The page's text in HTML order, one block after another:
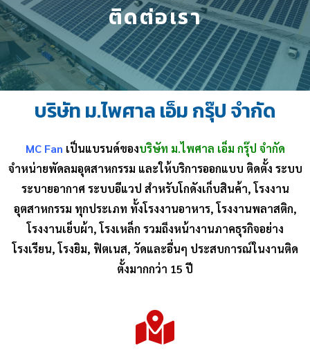
ติดต่อเรา
บริษัท ม.ไพศาล เอ็ม กรุ๊ป จำกัด
MC Fan เป็นแบรนด์ของบริษัท ม.ไพศาล เอ็ม กรุ๊ป จำกัด
จำหน่ายพัดลมอุตสาหกรรม และให้บริการออกแบบ ติดตั้ง ระบบ
ระบายอากาศ ระบบอีแวป สำหรับโกดังเก็บสินค้า, โรงงาน
อุตสาหกรรม ทุกประเภท ทั้งโรงงานอาหาร, โรงงานพลาสติก,
โรงงานเย็บผ้า, โรงเหล็ก รวมถึงหน้างานภาคธุรกิจอย่าง
โรงเรียน, โรงยิม, ฟิตเนส, วัดและอื่นๆ ประสบการณ์ในงานติด
ตั้งมากกว่า 15 ปี